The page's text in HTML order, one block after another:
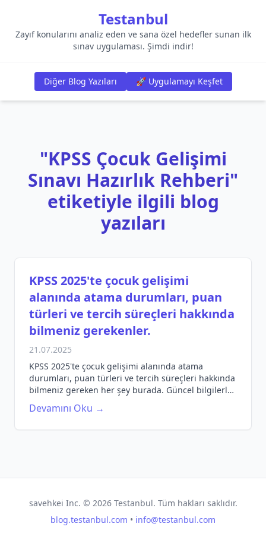
Testanbul
Zayıf konularını analiz eden ve sana özel hedefler sunan ilk
sınav uygulaması. Şimdi indir!
Diğer Blog Yazıları 🚀 Uygulamayı Keşfet
"KPSS Çocuk Gelişimi
Sınavı Hazırlık Rehberi"
etiketiyle ilgili blog
yazıları
KPSS 2025'te çocuk gelişimi
alanında atama durumları, puan
türleri ve tercih süreçleri hakkında
bilmeniz gerekenler.
21.07.2025
KPSS 2025'te çocuk gelişimi alanında atama
durumları, puan türleri ve tercih süreçleri hakkında
bilmeniz gereken her şey burada. Güncel bilgilerle
hazırlanarak, kariyerinize yön verin!
Devamını Oku →
savehkei Inc. © 2026Testanbul. Tüm hakları saklıdır.
blog.testanbul.com • info@testanbul.com